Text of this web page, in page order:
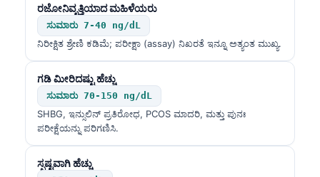
ರಜೋನಿವೃತ್ತಿಯಾದ ಮಹಿಳೆಯರು
ಸುಮಾರು 7-40 ng/dL
ನಿರೀಕ್ಷಿತ ಶ್ರೇಣಿ ಕಡಿಮೆ; ಪರೀಕ್ಷಾ (assay) ನಿಖರತೆ ಇನ್ನೂ ಅತ್ಯಂತ ಮುಖ್ಯ.
ಗಡಿ ಮೀರಿದಷ್ಟು ಹೆಚ್ಚು
ಸುಮಾರು 70-150 ng/dL
SHBG, ಇನ್ಸುಲಿನ್ ಪ್ರತಿರೋಧ, PCOS ಮಾದರಿ, ಮತ್ತು ಪುನಃ
ಪರೀಕ್ಷೆಯನ್ನು ಪರಿಗಣಿಸಿ.
ಸ್ಪಷ್ಟವಾಗಿ ಹೆಚ್ಚು
كوردی‎
پښتو
سنڌي
සිංහල
অসমীয়া
Galego
Latviešu valoda
Македонски јазик